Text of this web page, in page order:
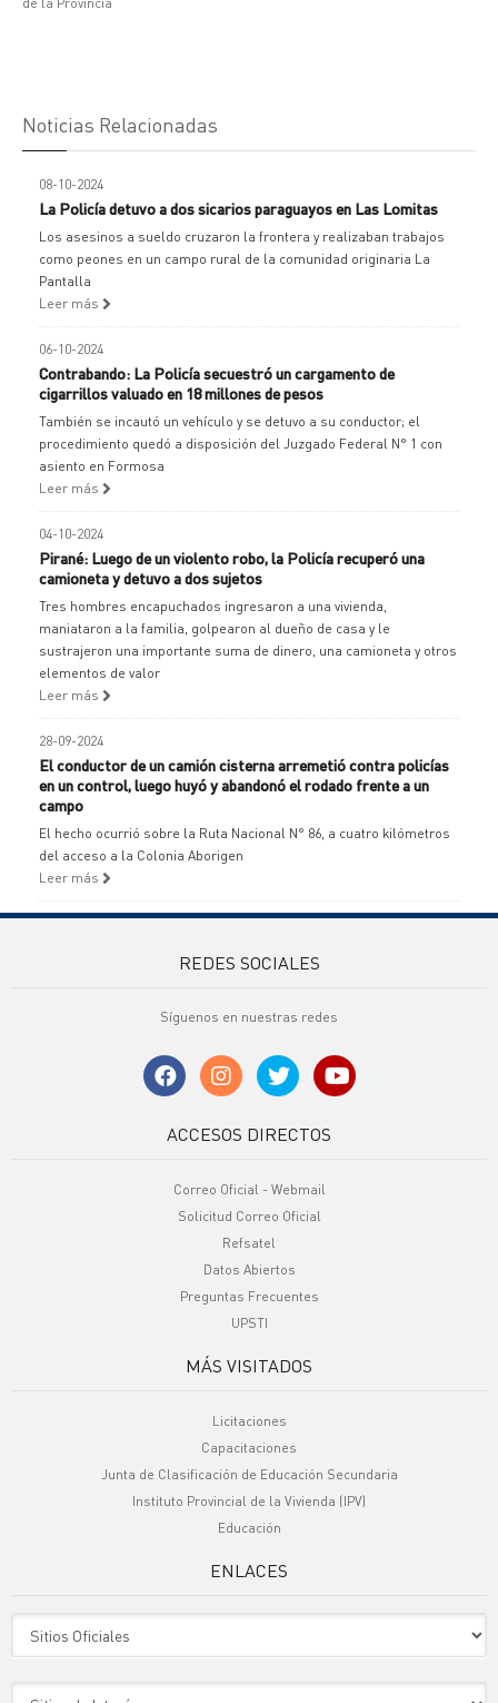
Noticias Relacionadas
08-10-2024
La Policía detuvo a dos sicarios paraguayos en Las Lomitas
Los asesinos a sueldo cruzaron la frontera y realizaban trabajos
como peones en un campo rural de la comunidad originaria La
Pantalla
Leer más
06-10-2024
Contrabando: La Policía secuestró un cargamento de
cigarrillos valuado en 18 millones de pesos
También se incautó un vehículo y se detuvo a su conductor; el
procedimiento quedó a disposición del Juzgado Federal N° 1 con
asiento en Formosa
Leer más
04-10-2024
Pirané: Luego de un violento robo, la Policía recuperó una
camioneta y detuvo a dos sujetos
Tres hombres encapuchados ingresaron a una vivienda,
maniataron a la familia, golpearon al dueño de casa y le
sustrajeron una importante suma de dinero, una camioneta y otros
elementos de valor
Leer más
28-09-2024
El conductor de un camión cisterna arremetió contra policías
en un control, luego huyó y abandonó el rodado frente a un
campo
El hecho ocurrió sobre la Ruta Nacional N° 86, a cuatro kilómetros
del acceso a la Colonia Aborigen
Leer más
REDES SOCIALES
Síguenos en nuestras redes
ACCESOS DIRECTOS
Correo Oficial - Webmail
Solicitud Correo Oficial
Refsatel
Datos Abiertos
Preguntas Frecuentes
UPSTI
MÁS VISITADOS
Licitaciones
Capacitaciones
Junta de Clasificación de Educación Secundaria
Instituto Provincial de la Vivienda (IPV)
Educación
ENLACES